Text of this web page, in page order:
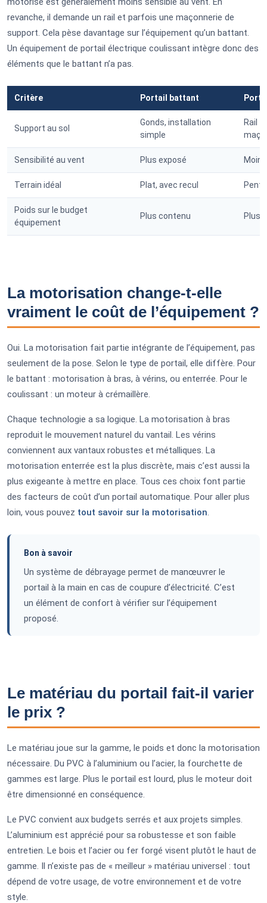
revanche, il demande un rail et parfois une maçonnerie de
support. Cela pèse davantage sur l’équipement qu’un battant.
Un équipement de portail électrique coulissant intègre donc des
éléments que le battant n’a pas.
Critère Portail battant
Support au sol
Gonds, installation
simple
Rail
Sensibilité au vent Plus exposé
Terrain idéal Plat, avec recul
Poids sur le budget
équipement
Plus contenu Plus
La motorisation change-t-elle
vraiment le coût de l’équipement ?
Oui. La motorisation fait partie intégrante de l’équipement, pas
seulement de la pose. Selon le type de portail, elle diffère. Pour
le battant : motorisation à bras, à vérins, ou enterrée. Pour le
coulissant : un moteur à crémaillère.
Chaque technologie a sa logique. La motorisation à bras
reproduit le mouvement naturel du vantail. Les vérins
conviennent aux vantaux robustes et métalliques. La
motorisation enterrée est la plus discrète, mais c’est aussi la
plus exigeante à mettre en place. Tous ces choix font partie
des facteurs de coût d’un portail automatique. Pour aller plus
loin, vous pouvez tout savoir sur la motorisation.
Bon à savoir
Un système de débrayage permet de manœuvrer le
portail à la main en cas de coupure d’électricité. C’est
un élément de confort à vérifier sur l’équipement
proposé.
Le matériau du portail fait-il varier
le prix ?
Le matériau joue sur la gamme, le poids et donc la motorisation
nécessaire. Du PVC à l’aluminium ou l’acier, la fourchette de
gammes est large. Plus le portail est lourd, plus le moteur doit
être dimensionné en conséquence.
Le PVC convient aux budgets serrés et aux projets simples.
L’aluminium est apprécié pour sa robustesse et son faible
entretien. Le bois et l’acier ou fer forgé visent plutôt le haut de
gamme. Il n’existe pas de « meilleur » matériau universel : tout
dépend de votre usage, de votre environnement et de votre
style.